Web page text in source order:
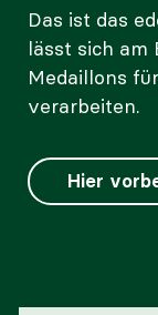
Das ist das
lässt sich am
Medaillons
verarbeiten.
Hier